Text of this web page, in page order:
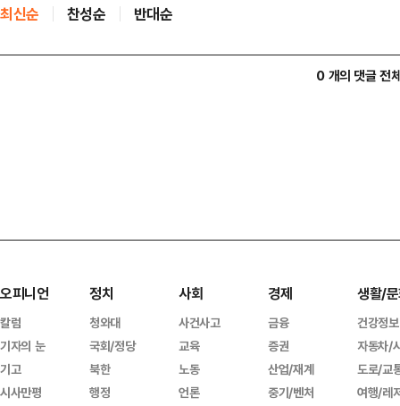
최신순 찬성순 반대순
0 개의 댓글 전
오피니언
칼럼
기자의 눈
기고
시사만평
정치
청와대
국회/정당
북한
행정
사회
사건사고
교육
노동
언론
경제
금융
증권
산업/재계
중기/벤처
생활/
건강정보
자동차/
도로/교
여행/레